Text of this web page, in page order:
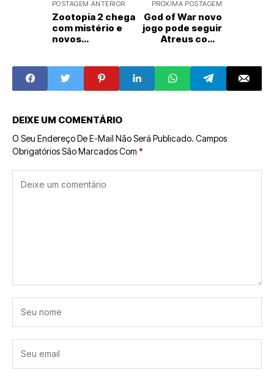
POSTAGEM ANTERIOR
Zootopia 2 chega
com mistério e
novos
PRÓXIMA POSTAGEM
God of War novo
jogo pode seguir
Atreus como
DEIXE UM COMENTÁRIO
O Seu Endereço De E-Mail Não Será Publicado. Campos
Obrigatórios São Marcados Com *